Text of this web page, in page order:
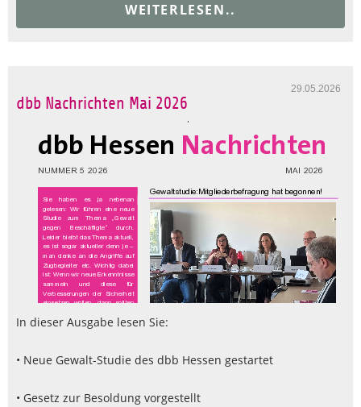
WEITERLESEN..
29.05.2026
dbb Nachrichten Mai 2026
In dieser Ausgabe lesen Sie:
• Neue Gewalt-Studie des dbb Hessen gestartet
• Gesetz zur Besoldung vorgestellt